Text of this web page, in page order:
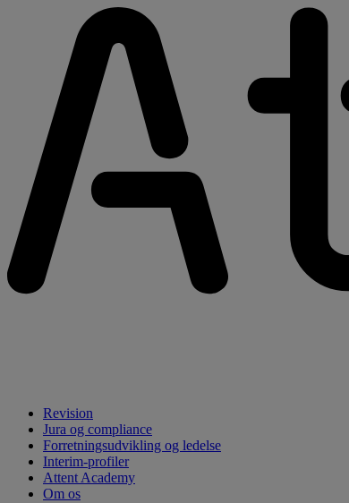
Revision
Jura og compliance
Forretningsudvikling og ledelse
Interim-profiler
Attent Academy
Om os